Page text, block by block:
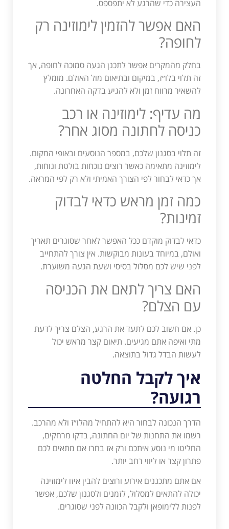
העצירה כדי שהרגע לא יתפספס.
האם אפשר להזמין לימוזינה רק
לחופה?
בחלק מהמקרים אפשר לתכנן הגעה סמוכה לחופה, אך
זה תלוי בלו״ז, במיקום ובתיאום מול האולם. מומלץ
להשאיר מרווח זמן ולא להגיע בדקה האחרונה.
מה עדיף: לימוזינה או רכב
כניסה לחתונה מסוג אחר?
זה תלוי בסגנון שלכם, במספר הנוסעים ובאופי המקום.
לימוזינה מתאימה כאשר רוצים נוכחות בולטת ונוחות,
אך כדאי לבחור לפי הצורך האמיתי ולא רק לפי המראה.
כמה זמן מראש כדאי לבדוק
זמינות?
כדאי לבדוק מוקדם ככל האפשר לאחר שסוגרים תאריך
ואולם, במיוחד בעונות מבוקשות. אין צורך להתחייב
לפני שיש לכם מסלול בסיסי ושעת הגעה משוערת.
האם צריך לתאם את הכניסה
עם הצלם?
כן. אם חשוב לכם לתעד את הרגע, הצלם צריך לדעת
מתי ואיפה אתם מגיעים. תיאום קצר מראש יכול
לעשות הבדל גדול בתוצאה.
איך לקבל החלטה
רגועה?
הדרך הנכונה לבחור היא להתחיל מהלו״ז ולא מהרכב.
רשמו את התחנות של יום החתונה, בדקו מרחקים,
החליטו מי נוסע איתכם ורק אז בחרו אם מתאים לכם
פתרון קצר או ליווי רחב יותר.
אם אתם מתכננים אירוע ורוצים להבין איזו לימוזינה
יכולה להתאים למסלול, לזמנים ולסגנון שלכם, אפשר
לפנות ללימופאן ולקבל הכוונה לפני שסוגרים.